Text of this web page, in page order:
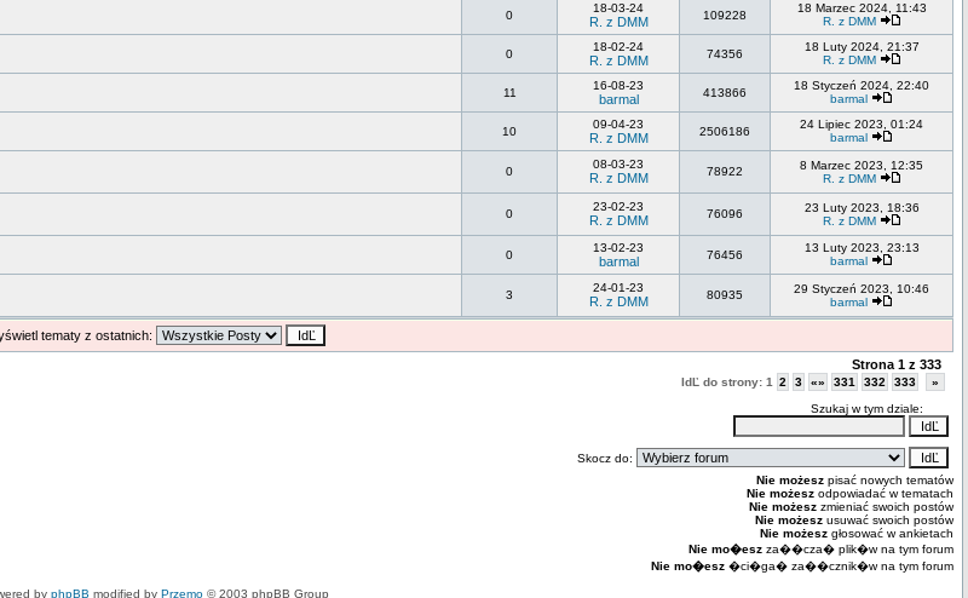
0
18-03-24
R. z DMM 109228
18 Marzec 2024, 11:43
R. z DMM
0
18-02-24
R. z DMM 74356
18 Luty 2024, 21:37
R. z DMM
11
16-08-23
barmal 413866
18 Styczeń 2024, 22:40
barmal
10
09-04-23
R. z DMM 2506186
24 Lipiec 2023, 01:24
barmal
0
08-03-23
R. z DMM 78922
8 Marzec 2023, 12:35
R. z DMM
0
23-02-23
R. z DMM 76096
23 Luty 2023, 18:36
R. z DMM
0
13-02-23
barmal 76456
13 Luty 2023, 23:13
barmal
3
24-01-23
R. z DMM 80935
29 Styczeń 2023, 10:46
barmal
tematy z ostatnich:
Strona 1 z 333
IdĽ do strony: 1 2 3 «» 331 332 333
»
Szukaj w tym dziale:
Skocz do:
Nie możesz pisać nowych tematów
Nie możesz odpowiadać w tematach
Nie możesz zmieniać swoich postów
Nie możesz usuwać swoich postów
Nie możesz głosować w ankietach
Nie mo�esz za��cza� plik�w na tym forum
Nie mo�esz �ci�ga� za��cznik�w na tym forum
by phpBB modified by Przemo © 2003 phpBB Group